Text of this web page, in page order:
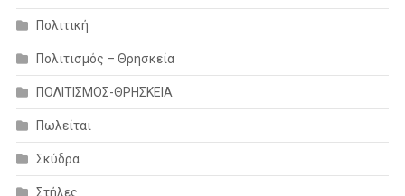
Πολιτική
Πολιτισμός – Θρησκεία
ΠΟΛΙΤΙΣΜΟΣ-ΘΡΗΣΚΕΙΑ
Πωλείται
Σκύδρα
Στήλες